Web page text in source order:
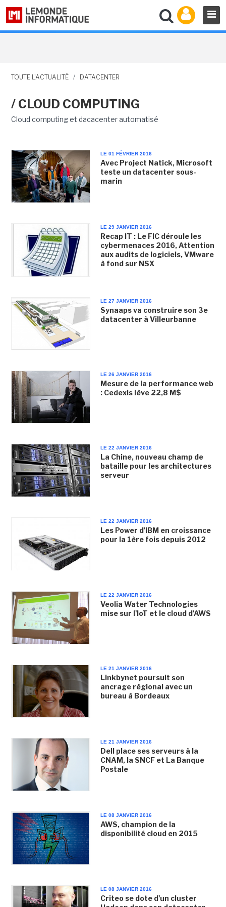
TOUTE L'ACTUALITÉ / DATACENTER
/ CLOUD COMPUTING
Cloud computing et dacacenter automatisé
LE 01 FÉVRIER 2016
Avec Project Natick, Microsoft
teste un datacenter sous-
marin
LE 29 JANVIER 2016
Recap IT : Le FIC déroule les
cybermenaces 2016, Attention
aux audits de logiciels, VMware
à fond sur NSX
LE 27 JANVIER 2016
Synaaps va construire son 3e
datacenter à Villeurbanne
LE 26 JANVIER 2016
Mesure de la performance web
: Cedexis lève 22,8 M$
LE 22 JANVIER 2016
La Chine, nouveau champ de
bataille pour les architectures
serveur
LE 22 JANVIER 2016
Les Power d'IBM en croissance
pour la 1ère fois depuis 2012
LE 22 JANVIER 2016
Veolia Water Technologies
mise sur l'IoT et le cloud d'AWS
LE 21 JANVIER 2016
Linkbynet poursuit son
ancrage régional avec un
bureau à Bordeaux
LE 21 JANVIER 2016
Dell place ses serveurs à la
CNAM, la SNCF et La Banque
Postale
LE 08 JANVIER 2016
AWS, champion de la
disponibilité cloud en 2015
LE 08 JANVIER 2016
Criteo se dote d'un cluster